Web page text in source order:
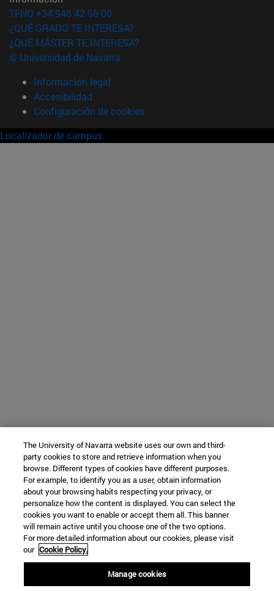
TFNO +34 948 42 56 00
¿QUÉ GRADO TE INTERESA?
¿QUÉ MÁSTER TE INTERESA?
© Universidad de Navarra
Información legal
Accesibilidad
Configuración de cookies
Localizador de campus
The University of Navarra website uses our own and third-
party cookies to store and retrieve information when you
browse. Different types of cookies have different purposes.
For example, to identify you as a user, obtain information
about your browsing habits respecting your privacy, or
personalize how the content is displayed. You can select the
cookies you want to enable or accept them all. This banner
will remain active until you choose one of the two options.
For more detailed information about our cookies, please visit
our Cookie Policy.
Manage cookies